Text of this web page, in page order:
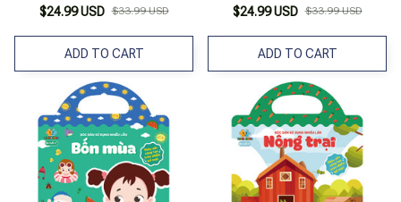
$24.99 USD $33.99 USD
ADD TO CART
$24.99 USD $33.99 USD
ADD TO CART